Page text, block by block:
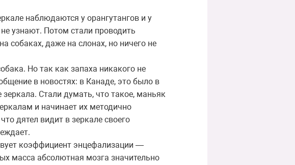
наблюдаются у орангутангов и у
узнают. Потом стали проводить
собаках, даже на слонах, но ничего не
Но так как запаха никакого не
в новостях: в Канаде, это было в
Стали думать, что такое, маньяк
и начинает их методично
дятел видит в зеркале своего
коэффициент энцефализации —
масса абсолютная мозга значительно